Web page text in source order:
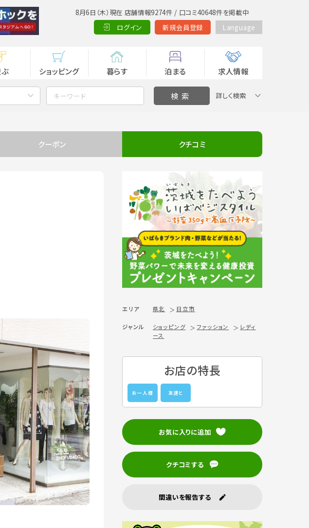
8月6日（木）現在 店舗情報9274件 / 口コミ40648件を掲載中
ログイン
新規会員登録 Language
ショッピング 暮らす 泊まる 求人情報
詳しく検索
クーポン クチコミ
エリア 県北 日立市
ジャンル ショッピング ファッション
レディ
ース
お店の特長
お一人様 友達と
お気に入りに追加
クチコミする
間違いを報告する